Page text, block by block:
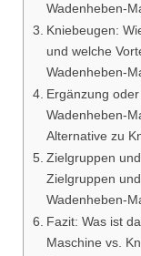
Wadenheben-
Kniebeugen:
und welche
Wadenheben-
Ergänzung
Wadenheben-
Alternative zu
Zielgruppen
Zielgruppen
Wadenheben-
Fazit: Was ist
Maschine vs.